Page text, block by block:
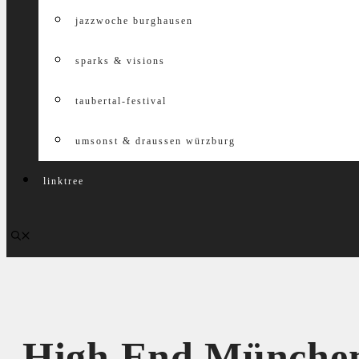
jazzwoche burghausen
sparks & visions
taubertal-festival
umsonst & draussen würzburg
linktree